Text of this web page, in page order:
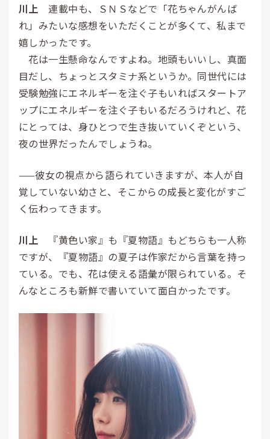
川上 連載中も、ＳＮＳなどで「花ちゃんがんば
れ」みたいな感想をいただくことが多くて、私まで
嬉しかったです。
花は一生懸命なんですよね。地頭もいいし、真面
目だし、ちょっとスタミナ系というか。同世代には
受験勉強にエネルギーを注ぐ子もいればスタートア
ップにエネルギーを注ぐ子もいるだろうけれど、花
にとっては、身ひとつで生き抜いていくぞという、
夜の世界だったんでしょうね。
——彼女の視点から語られていきますが、本人が自
覚していない幼さと、そこからの成長と変化がすご
く伝わってきます。
川上 『黄色い家』も『夏物語』もどちらも一人称
ですが、『夏物語』の夏子は作家だから言葉を持っ
ている。でも、花は使える語彙が限られている。そ
んなところも新鮮で書いていて面白かったです。